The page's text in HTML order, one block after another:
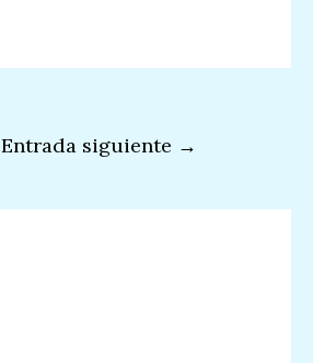
Entrada siguiente →